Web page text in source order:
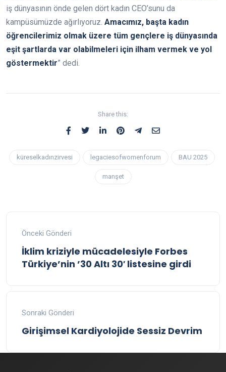
iş dünyasının önde gelen dört kadın CEO’sunu da
kampüsümüzde ağırlıyoruz. Amacımız, başta kadın
öğrencilerimiz olmak üzere tüm gençlere iş dünyasında
eşit şartlarda var olabilmeleri için ilham vermek ve yol
göstermektir” dedi.
Share this:
küreselkadınzirvesi legaciesofwomenforum BAU 2025
manşet
Önceki Gönderi
İklim kriziyle mücadelesiyle Forbes
Türkiye’nin ’30 Altı 30′ listesine girdi
Sonraki Gönderi
Girişimsel Kardiyolojide Sessiz Devrim